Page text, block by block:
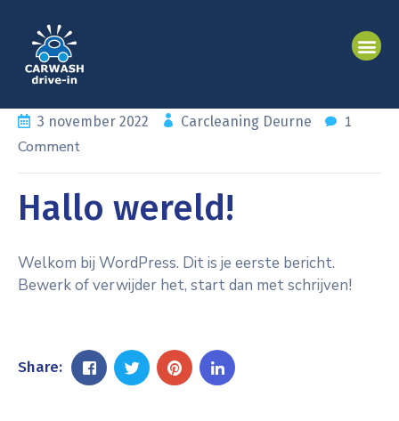
3 november 2022 Carcleaning Deurne
1
Comment
Hallo wereld!
Welkom bij WordPress. Dit is je eerste bericht.
Bewerk of verwijder het, start dan met schrijven!
Share: